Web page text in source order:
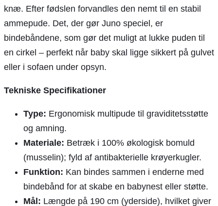
knæ. Efter fødslen forvandles den nemt til en stabil
ammepude. Det, der gør Juno speciel, er
bindebåndene, som gør det muligt at lukke puden til
en cirkel – perfekt når baby skal ligge sikkert på gulvet
eller i sofaen under opsyn.
Tekniske Specifikationer
Type: Ergonomisk multipude til graviditetsstøtte
og amning.
Materiale: Betræk i 100% økologisk bomuld
(musselin); fyld af antibakterielle krøyerkugler.
Funktion: Kan bindes sammen i enderne med
bindebånd for at skabe en babynest eller støtte.
Mål: Længde på 190 cm (yderside), hvilket giver